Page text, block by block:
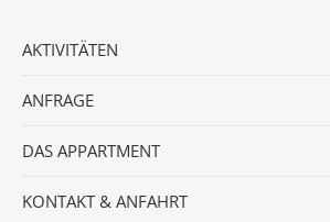
AKTIVITÄTEN
ANFRAGE
DAS APPARTMENT
KONTAKT & ANFAHRT